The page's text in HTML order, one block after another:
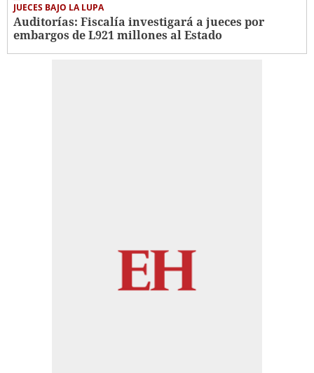
JUECES BAJO LA LUPA
Auditorías: Fiscalía investigará a jueces por
embargos de L921 millones al Estado